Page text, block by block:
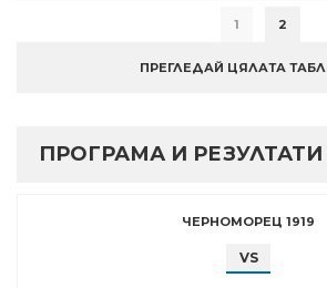
1 2
ПРЕГЛЕДАЙ ЦЯЛАТА
ПРОГРАМА И РЕЗУЛТАТИ
ЧЕРНОМОРЕЦ 1919
VS